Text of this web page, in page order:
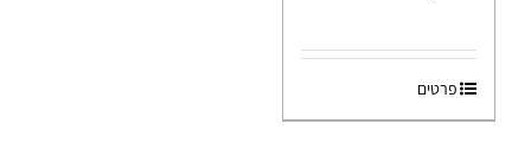
פרטים